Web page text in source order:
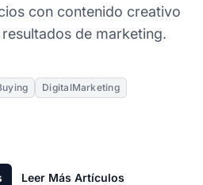
con contenido creativo
de marketing.
DigitalMarketing
Leer Más Artículos